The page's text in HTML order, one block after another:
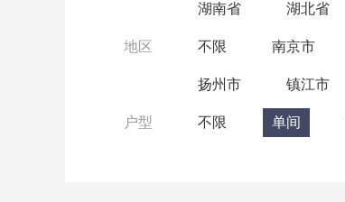
湖南省 湖北省
地区 不限 南京市
扬州市 镇江市
户型 不限 单间